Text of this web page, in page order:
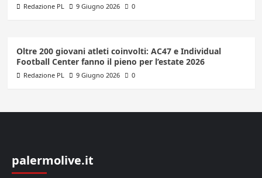
Redazione PL 9 Giugno 2026 0
Oltre 200 giovani atleti coinvolti: AC47 e Individual
Football Center fanno il pieno per l’estate 2026
Redazione PL 9 Giugno 2026 0
palermolive.it